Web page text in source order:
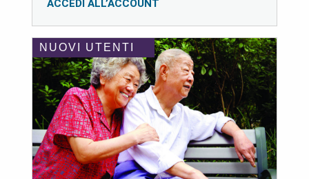
ACCEDI ALL’ACCOUNT
NUOVI UTENTI